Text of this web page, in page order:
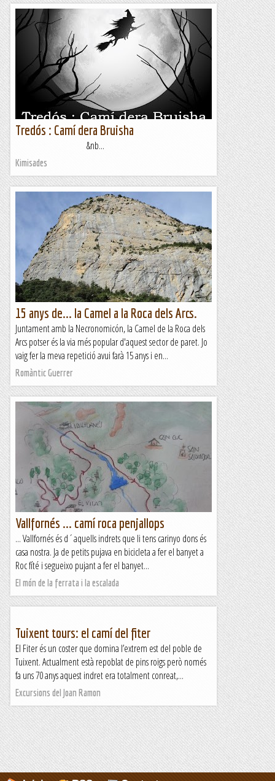
Tredós : Camí dera Bruisha
&nb...
Kimisades
15 anys de... la Camel a la Roca dels Arcs.
Juntament amb la Necronomicón, la Camel de la Roca dels
Arcs potser és la via més popular d'aquest sector de paret. Jo
vaig fer la meva repetició avui farà 15 anys i en...
Romàntic Guerrer
Vallfornés ... camí roca penjallops
... Vallfornés és d´aquells indrets que li tens carinyo dons és
casa nostra. Ja de petits pujava en bicicleta a fer el banyet a
Roc fíté i segueixo pujant a fer el banyet...
El món de la ferrata i la escalada
Tuixent tours: el camí del fiter
El Fiter és un coster que domina l’extrem est del poble de
Tuixent. Actualment està repoblat de pins roigs però només
fa uns 70 anys aquest indret era totalment conreat,...
Excursions del Joan Ramon